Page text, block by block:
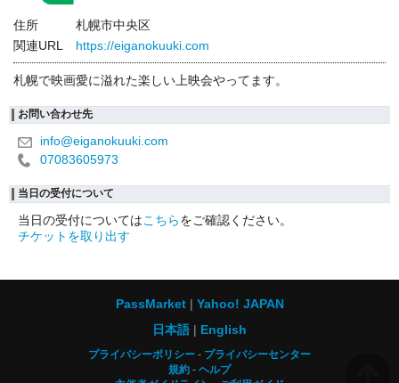
住所
札幌市中央区
関連URL
https://eiganokuuki.com
札幌で映画愛に溢れた楽しい上映会やってます。
お問い合わせ先
info@eiganokuuki.com
07083605973
当日の受付について
当日の受付についてはこちらをご確認ください。
チケットを取り出す
PassMarket
Yahoo! JAPAN
日本語
English
プライバシーポリシー
プライバシーセンター
規約
ヘルプ